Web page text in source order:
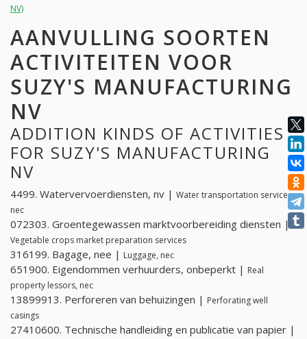
NV)
AANVULLING SOORTEN
ACTIVITEITEN VOOR
SUZY'S MANUFACTURING
NV
ADDITION KINDS OF ACTIVITIES
FOR SUZY'S MANUFACTURING
NV
4499. Watervervoerdiensten, nv | Water transportation services,
nec
072303. Groentegewassen marktvoorbereiding diensten |
Vegetable crops market preparation services
316199. Bagage, nee | Luggage, nec
651900. Eigendommen verhuurders, onbeperkt | Real
property lessors, nec
13899913. Perforeren van behuizingen | Perforating well
casings
27410600. Technische handleiding en publicatie van papier |